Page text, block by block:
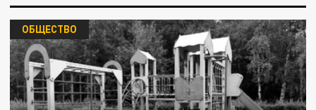
ОБЩЕСТВО